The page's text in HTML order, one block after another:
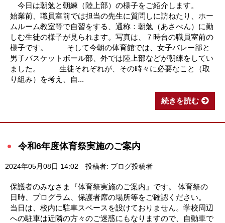
今日は朝勉と朝練（陸上部）の様子をご紹介します。
始業前、職員室前では担当の先生に質問しに訪ねたり、ホー
ムルーム教室等で自習をする、通称：朝勉（あさべん）に勤
しむ生徒の様子が見られます。写真は、７時台の職員室前の
様子です。 そして今朝の体育館では、女子バレー部と
男子バスケットボール部、外では陸上部などが朝練をしてい
ました。 生徒それぞれが、その時々に必要なこと（取
り組み）を考え、自...
続きを読む
令和6年度体育祭実施のご案内
2024年05月08日 14:02 投稿者: ブログ投稿者
保護者のみなさま『体育祭実施のご案内』です。 体育祭の
日時、プログラム、保護者席の場所等をご確認ください。
当日は、校内に駐車スペースを設けておりません。学校周辺
への駐車は近隣の方々のご迷惑にもなりますので、自動車で